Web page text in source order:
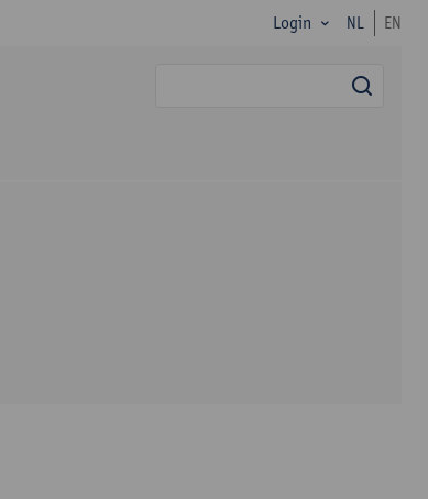
Login NL EN